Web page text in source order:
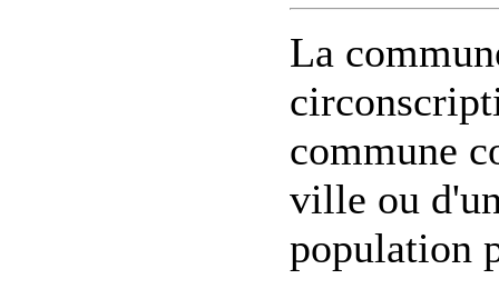
La
commune
ville ou
population